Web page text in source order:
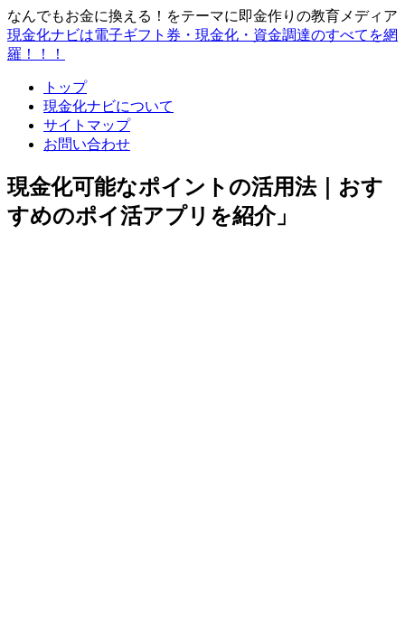
なんでもお金に換える！をテーマに即金作りの教育メディア
現金化ナビは電子ギフト券・現金化・資金調達のすべてを網
羅！！！
トップ
現金化ナビについて
サイトマップ
お問い合わせ
現金化可能なポイントの活用法｜おす
すめのポイ活アプリを紹介」